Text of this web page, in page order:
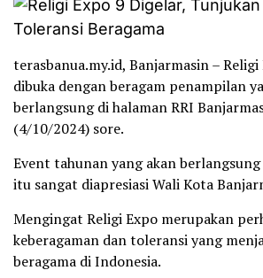
terasbanua.my.id, Banjarmasin –
dibuka dengan beragam penampilan
berlangsung di halaman RRI
(4/10/2024) sore.
Event tahunan yang akan
itu sangat diapresiasi Wali Kota
Mengingat Religi Expo merupakan
keberagaman dan toleransi yang
beragama di Indonesia.